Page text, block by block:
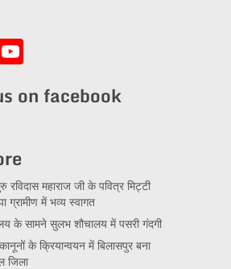
YouTube
on facebook
रविदास महाराज जी के पवित्र मिट्टी
ग्रामीण में भव्य स्वागत
के सामने सुलभ शौचालय में पसरी गंदगी
के क्रियान्वयन में बिलासपुर बना
जिला